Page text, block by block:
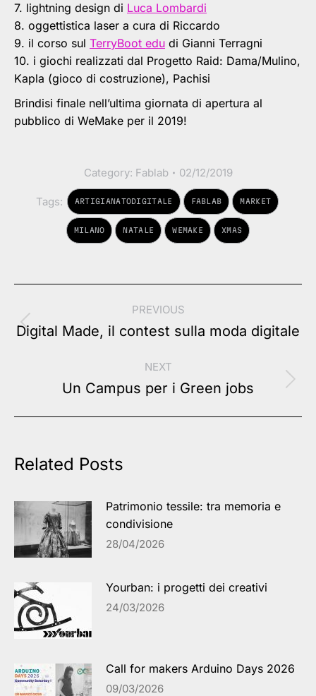
7. lightning design di Luca Lombardi
8. oggettistica laser a cura di Riccardo
9. il corso sul TerryBoot edu di Gianni Terragni
10. i giochi realizzati dal Progetto Raid: Dama/Mulino,
Kapla (gioco di costruzione), Pachisi
Brindisi finale nell’ultima giornata di apertura al
pubblico di WeMake per il 2019!
Category: Fablab 02/12/2019
Tags: ARTIGIANATODIGITALE FABLAB MARKET
MILANO NATALE WEMAKE XMAS
navigation
PREVIOUS
Previous
Digital Made, il contest sulla moda digitale
NEXT
Next
Un Campus per i Green jobs
Related Posts
Patrimonio tessile: tra memoria e
condivisione
28/04/2026
Yourban: i progetti dei creativi
24/03/2026
Call for makers Arduino Days 2026
09/03/2026